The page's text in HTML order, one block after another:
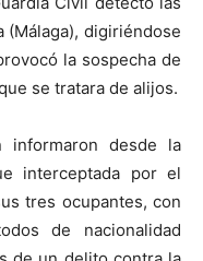
(Málaga), digiriéndose
la sospecha de
se tratara de alijos.
informaron desde la
interceptada por el
tres ocupantes, con
de nacionalidad